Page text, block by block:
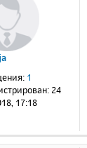
1
24
17:18